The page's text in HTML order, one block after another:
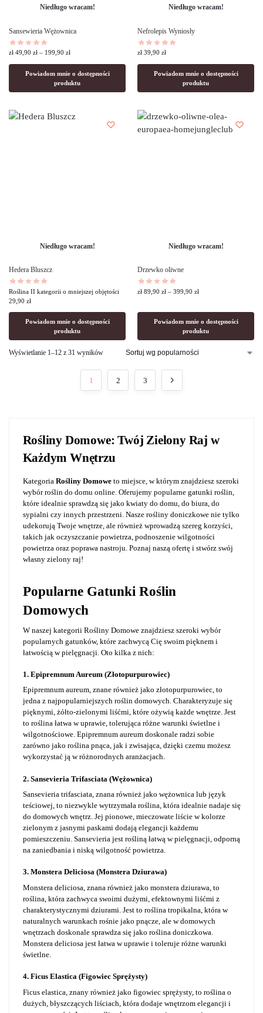
Niedługo wracam!
Sansewieria Wężownica
zł 49,90 zł – 199,90 zł
Powiadom mnie o dostępności
produktu
Niedługo wracam!
Nefrolepis Wyniosły
zł 39,90 zł
Powiadom mnie o dostępności
produktu
Niedługo wracam!
Hedera Bluszcz
Roślina II kategorii o mniejszej objętości
29,90 zł
Powiadom mnie o dostępności
produktu
Niedługo wracam!
Drzewko oliwne
zł 89,90 zł – 399,90 zł
Powiadom mnie o dostępności
produktu
Wyświetlanie 1–12 z 31 wyników
1 2 3
Rośliny Domowe: Twój Zielony Raj w
Każdym Wnętrzu
Kategoria Rośliny Domoweto miejsce, w którym znajdziesz szeroki
wybór roślin do domu online. Oferujemy popularne gatunki roślin,
które idealnie sprawdzą się jako kwiaty do domu, do biura, do
sypialni czy innych przestrzeni. Nasze rośliny doniczkowe nie tylko
udekorują Twoje wnętrze, ale również wprowadzą szereg korzyści,
takich jak oczyszczanie powietrza, podnoszenie wilgotności
powietrza oraz poprawa nastroju. Poznaj naszą ofertę i stwórz swój
własny zielony raj!
Popularne Gatunki Roślin
Domowych
W naszej kategorii Rośliny Domowe znajdziesz szeroki wybór
popularnych gatunków, które zachwycą Cię swoim pięknem i
łatwością w pielęgnacji. Oto kilka z nich:
1. Epipremnum Aureum (Złotopurpurowiec)
Epipremnum aureum, znane również jako złotopurpurowiec, to
jedna z najpopularniejszych roślin domowych. Charakteryzuje się
pięknymi, żółto-zielonymi liśćmi, które ożywią każde wnętrze. Jest
to roślina łatwa w uprawie, tolerująca różne warunki świetlne i
wilgotnościowe. Epipremnum aureum doskonale radzi sobie
zarówno jako roślina pnąca, jak i zwisająca, dzięki czemu możesz
wykorzystać ją w różnorodnych aranżacjach.
2. Sansevieria Trifasciata (Wężownica)
Sansevieria trifasciata, znana również jako wężownica lub język
teściowej, to niezwykle wytrzymała roślina, która idealnie nadaje się
do domowych wnętrz. Jej pionowe, mieczowate liście w kolorze
zielonym z jasnymi paskami dodają elegancji każdemu
pomieszczeniu. Sansevieria jest rośliną łatwą w pielęgnacji, odporną
na zaniedbania i niską wilgotność powietrza.
3. Monstera Deliciosa (Monstera Dziurawa)
Monstera deliciosa, znana również jako monstera dziurawa, to
roślina, która zachwyca swoimi dużymi, efektownymi liśćmi z
charakterystycznymi dziurami. Jest to roślina tropikalna, która w
naturalnych warunkach rośnie jako pnącze, ale w domowych
wnętrzach doskonale sprawdza się jako roślina doniczkowa.
Monstera deliciosa jest łatwa w uprawie i toleruje różne warunki
świetlne.
4. Ficus Elastica (Figowiec Sprężysty)
Ficus elastica, znany również jako figowiec sprężysty, to roślina o
dużych, błyszczących liściach, która dodaje wnętrzom elegancji i